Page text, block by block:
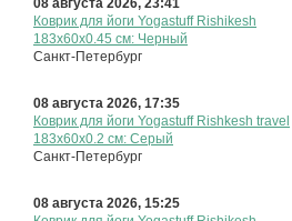
08 августа 2026, 23:41
Коврик для йоги Yogastuff Rishikesh
Санкт-Петербург
08 августа 2026, 17:35
Коврик для йоги Yogastuff Rishkesh travel
Санкт-Петербург